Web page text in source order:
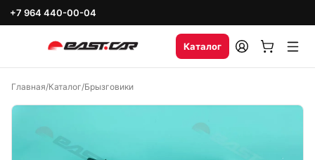
+7 964 440-00-04
Каталог
Главная/Каталог/Брызговики